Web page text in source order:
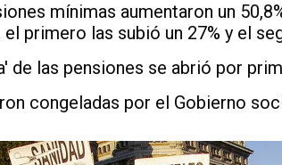
mínimas aumentaron un
primero las subió un 27% y el
de las pensiones se abrió por
congeladas por el Gobierno